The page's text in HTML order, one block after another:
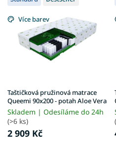
Více barev
Taštičková pružinová matrace
Queemi 90x200 - potah Aloe Vera
Skladem | Odesíláme do 24h
(>6 ks)
2 909 Kč